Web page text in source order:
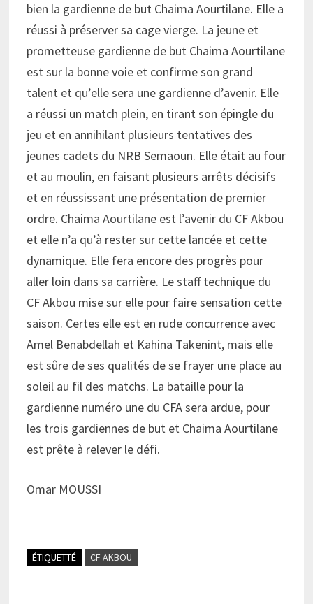
bien la gardienne de but Chaima Aourtilane. Elle a
réussi à préserver sa cage vierge. La jeune et
prometteuse gardienne de but Chaima Aourtilane
est sur la bonne voie et confirme son grand
talent et qu’elle sera une gardienne d’avenir. Elle
a réussi un match plein, en tirant son épingle du
jeu et en annihilant plusieurs tentatives des
jeunes cadets du NRB Semaoun. Elle était au four
et au moulin, en faisant plusieurs arrêts décisifs
et en réussissant une présentation de premier
ordre. Chaima Aourtilane est l’avenir du CF Akbou
et elle n’a qu’à rester sur cette lancée et cette
dynamique. Elle fera encore des progrès pour
aller loin dans sa carrière. Le staff technique du
CF Akbou mise sur elle pour faire sensation cette
saison. Certes elle est en rude concurrence avec
Amel Benabdellah et Kahina Takenint, mais elle
est sûre de ses qualités de se frayer une place au
soleil au fil des matchs. La bataille pour la
gardienne numéro une du CFA sera ardue, pour
les trois gardiennes de but et Chaima Aourtilane
est prête à relever le défi.
Omar MOUSSI
ÉTIQUETTÉ CF AKBOU